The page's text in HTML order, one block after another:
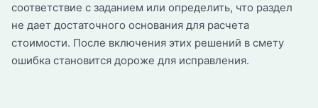
соответствие с заданием или определить, что раздел
не дает достаточного основания для расчета
стоимости. После включения этих решений в смету
ошибка становится дороже для исправления.